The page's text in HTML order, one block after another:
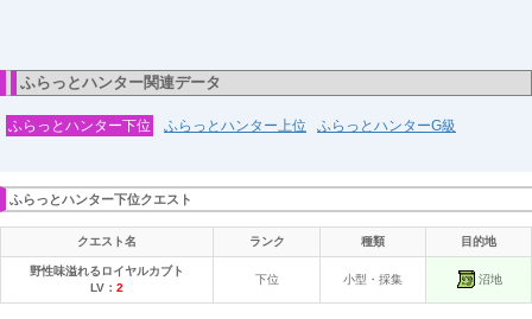
ふらっとハンター関連データ
ふらっとハンター下位 ふらっとハンター上位 ふらっとハンターG級
ふらっとハンター下位クエスト
クエスト名 ランク 種類 目的地
野性味溢れるロイヤルカブト
LV： 2
下位 小型・採集 沼地